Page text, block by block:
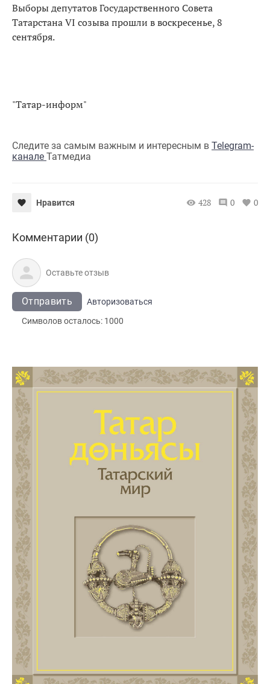
Выборы депутатов Государственного Совета
Татарстана VI созыва прошли в воскресенье, 8
сентября.
"Татар-информ"
Следите за самым важным и интересным в Telegram-
канале Татмедиа
Нравится 428 0 0
Комментарии (0)
Отправить
Авторизоваться
Символов осталось: 1000